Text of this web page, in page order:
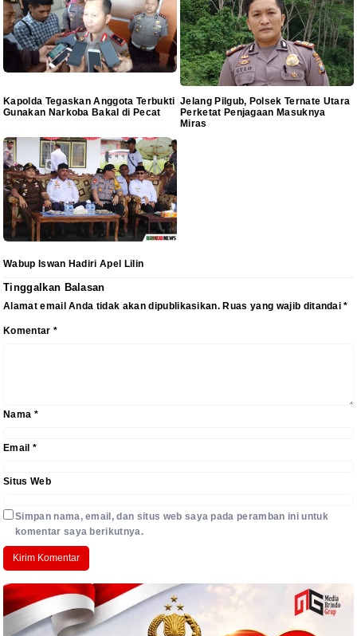
Kapolda Tegaskan Anggota Terbukti
Gunakan Narkoba Bakal di Pecat
Jelang Pilgub, Polsek Ternate Utara
Perketat Penjagaan Masuknya
Miras
Wabup Iswan Hadiri Apel Lilin
Tinggalkan Balasan
Alamat email Anda tidak akan dipublikasikan. Ruas yang wajib ditandai*
Komentar *
Nama *
Email *
Situs Web
Simpan nama, email, dan situs web saya pada peramban ini untuk
komentar saya berikutnya.